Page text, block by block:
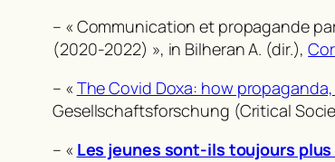
– « Communication et propagande
(2020-2022) », in Bilheran A. (dir.),
– « The Covid Doxa: how
Gesellschaftsforschung (Critical
– « Les jeunes sont-ils toujours